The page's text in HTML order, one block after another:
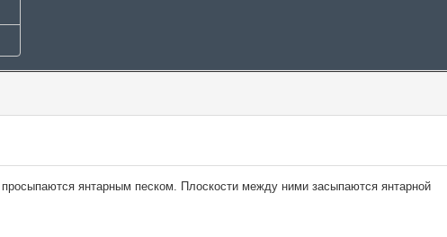
янтарным песком. Плоскости между ними засыпаются янтарной